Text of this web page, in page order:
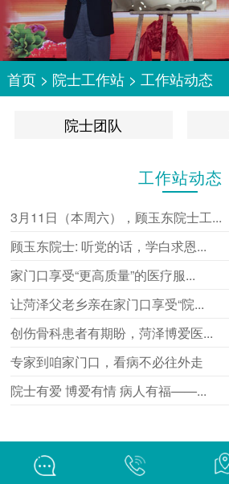
首页> 院士工作站> 工作站动态
院士团队
工作站动态
3月11日（本周六），顾玉东院士工...
顾玉东院士: 听党的话，学白求恩...
家门口享受“更高质量”的医疗服...
让菏泽父老乡亲在家门口享受“院...
创伤骨科患者有期盼，菏泽博爱医...
专家到咱家门口，看病不必往外走
院士有爱 博爱有情 病人有福——...